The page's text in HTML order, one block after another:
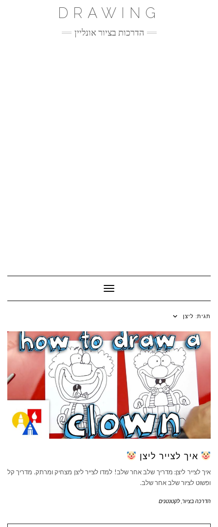
DRAWING
הדרכות בציור אונליין
Toggle Navigation
תגית: ליצן
איך לצייר ליצן
איך לצייר ליצן: מדריך שלב אחר שלב! למדו לצייר ליצן מצחיק ומרתק. מדריך קל
ופשוט לציור שלב אחר שלב.
הדרכה בציור לקטנטנים